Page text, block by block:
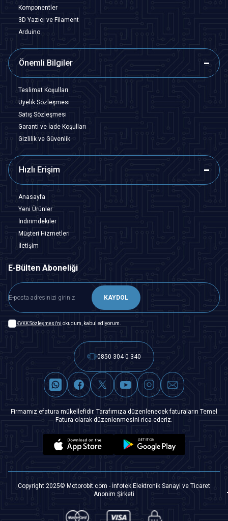
Komponentler
3D Yazıcı ve Filament
Arduino
Önemli Bilgiler
Teslimat Koşulları
Üyelik Sözleşmesi
Satış Sözleşmesi
Garanti ve İade Koşulları
Gizlilik ve Güvenlik
Hızlı Erişim
Anasayfa
Yeni Ürünler
İndirimdekiler
Müşteri Hizmetleri
İletişim
E-Bülten Aboneliği
KAYDOL
KVKK Sözleşmesi'ni okudum, kabul ediyorum.
0850 304 0 340
Firmamız efatura mükellefidir. Tarafımıza düzenlenecek faturaların Temel
Fatura olarak düzenlenmesini rica ederiz.
Copyright 2025© Motorobit.com - İnfotek Elektronik Sanayi ve Ticaret
Anonim Şirketi